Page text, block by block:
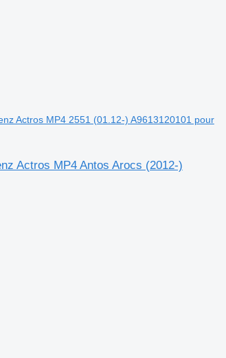
Actros MP4 2551 (01.12-) A9613120101 pour
Actros MP4 Antos Arocs (2012-)